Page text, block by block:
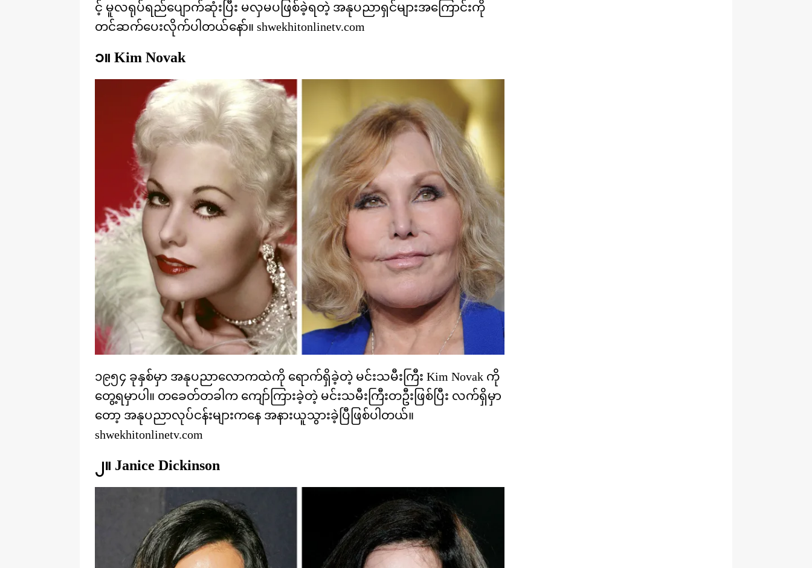
င့် မူလရုပ်ရည်ပျောက်ဆုံးပြီး မလှမပဖြစ်ခဲ့ရတဲ့ အနုပညာရှင်များအကြောင်းကို
တင်ဆက်ပေးလိုက်ပါတယ်နော်။ shwekhitonlinetv.com
၁။ Kim Novak
၁၉၅၄ ခုနှစ်မှာ အနုပညာလောကထဲကို ရောက်ရှိခဲ့တဲ့ မင်းသမီးကြီး Kim Novak ကို
တွေ့ရမှာပါ။ တခေတ်တခါက ကျော်ကြားခဲ့တဲ့ မင်းသမီးကြီးတဦးဖြစ်ပြီး လက်ရှိမှာ
တော့ အနုပညာလုပ်ငန်းများကနေ အနားယူသွားခဲ့ပြီဖြစ်ပါတယ်။
shwekhitonlinetv.com
၂။ Janice Dickinson